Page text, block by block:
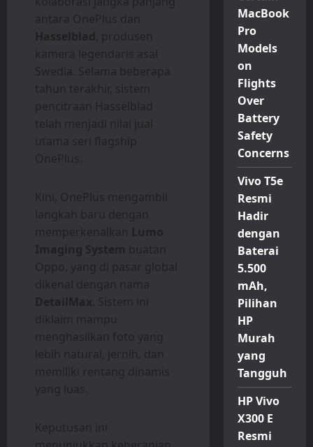
antara OnePlus dan
Hasselblad, produsen
kamera legendaris asal
Swedia. Selama beberapa
tahun terakhir, sistem
pencitraan Hasselblad
telah menjadi nilai jual
utama seri flagship
OnePlus.
Kini, OnePlus mengambil
langkah baru dengan
memperkenalkan Lumo
Imaging System buatan
Oppo, yang di pasar global
dikenal dengan nama
DetailMax. Sistem ini
diklaim mampu
menghasilkan foto yang
lebih natural, jernih, dan
memiliki rentang dinamis
yang luas.
Keputusan ini
MacBook
Pro
Models
on
Flights
Over
Battery
Safety
Concerns
Vivo T5e
Resmi
Hadir
dengan
Baterai
5.500
mAh,
Pilihan
HP
Murah
yang
Tangguh
HP Vivo
X300 E
Resmi